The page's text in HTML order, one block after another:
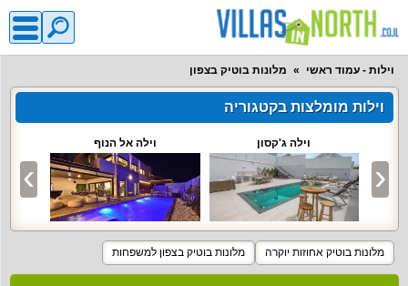
וילות - עמוד ראשי מלונות בוטיק בצפון
וילות מומלצות בקטגוריה
וילה ג'קסון וילה אל הנוף
מלונות בוטיק אחוזות יוקרה מלונות בוטיק בצפון למשפחות